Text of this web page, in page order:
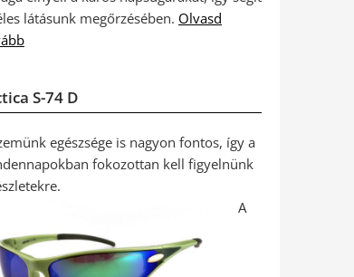
látásunk megőrzésében. Olvasd
S-74 D
egészsége is nagyon fontos, így a
fokozottan kell figyelnünk
A